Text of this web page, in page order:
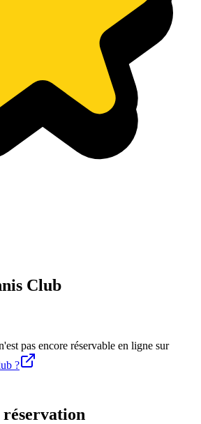
Club
pas encore réservable en ligne sur
?